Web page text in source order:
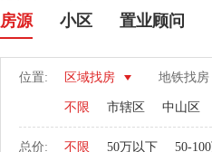
房源 小区 置业顾问
位置: 区域找房 地铁找房
不限 市辖区 中山区
总价: 不限 50万以下 50-